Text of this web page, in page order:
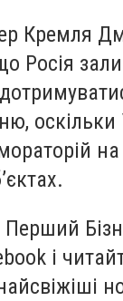
Кремля
Росія
оскільки
Перший
і